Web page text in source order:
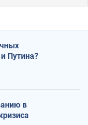
Путина?
в